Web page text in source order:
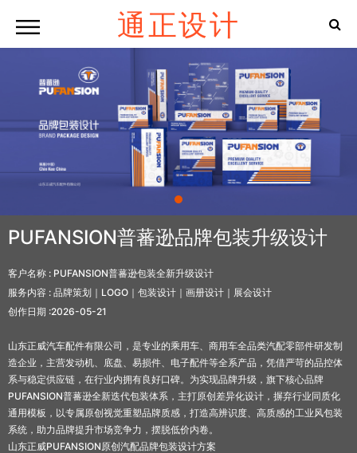
通正设计
PUFANSION普蕃逊品牌包装升级设计
客户名称 : PUFANSION普蕃逊包装全新升级设计
服务内容 : 品牌策划｜LOGO｜包装设计｜画册设计｜展会设计
创作日期 :2026-05-21
山东正威汽车配件有限公司，是专业的乘用车、商用车全品类汽配零部件研发制
造企业，主营发动机、底盘、易损件、电子配件等全系产品，凭借严苛的品控体
系与稳定供应链，在行业内拥有良好口碑。为实现品牌升级，旗下核心品牌
PUFANSION普蕃逊全新迭代包装体系，主打原创差异化设计，摒弃行业同质化
通用模板，以专属原创视觉重塑品牌质感，打造高辨识度、高质感的工业风包装
系统，助力品牌提升市场竞争力，摆脱低价内卷。
山东正威PUFANSION原创汽配品牌包装设计方案